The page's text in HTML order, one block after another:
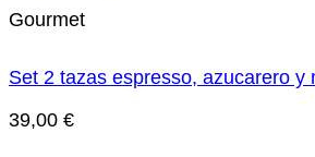
Gourmet
Set 2 tazas espresso, azucarero y
39,00 €